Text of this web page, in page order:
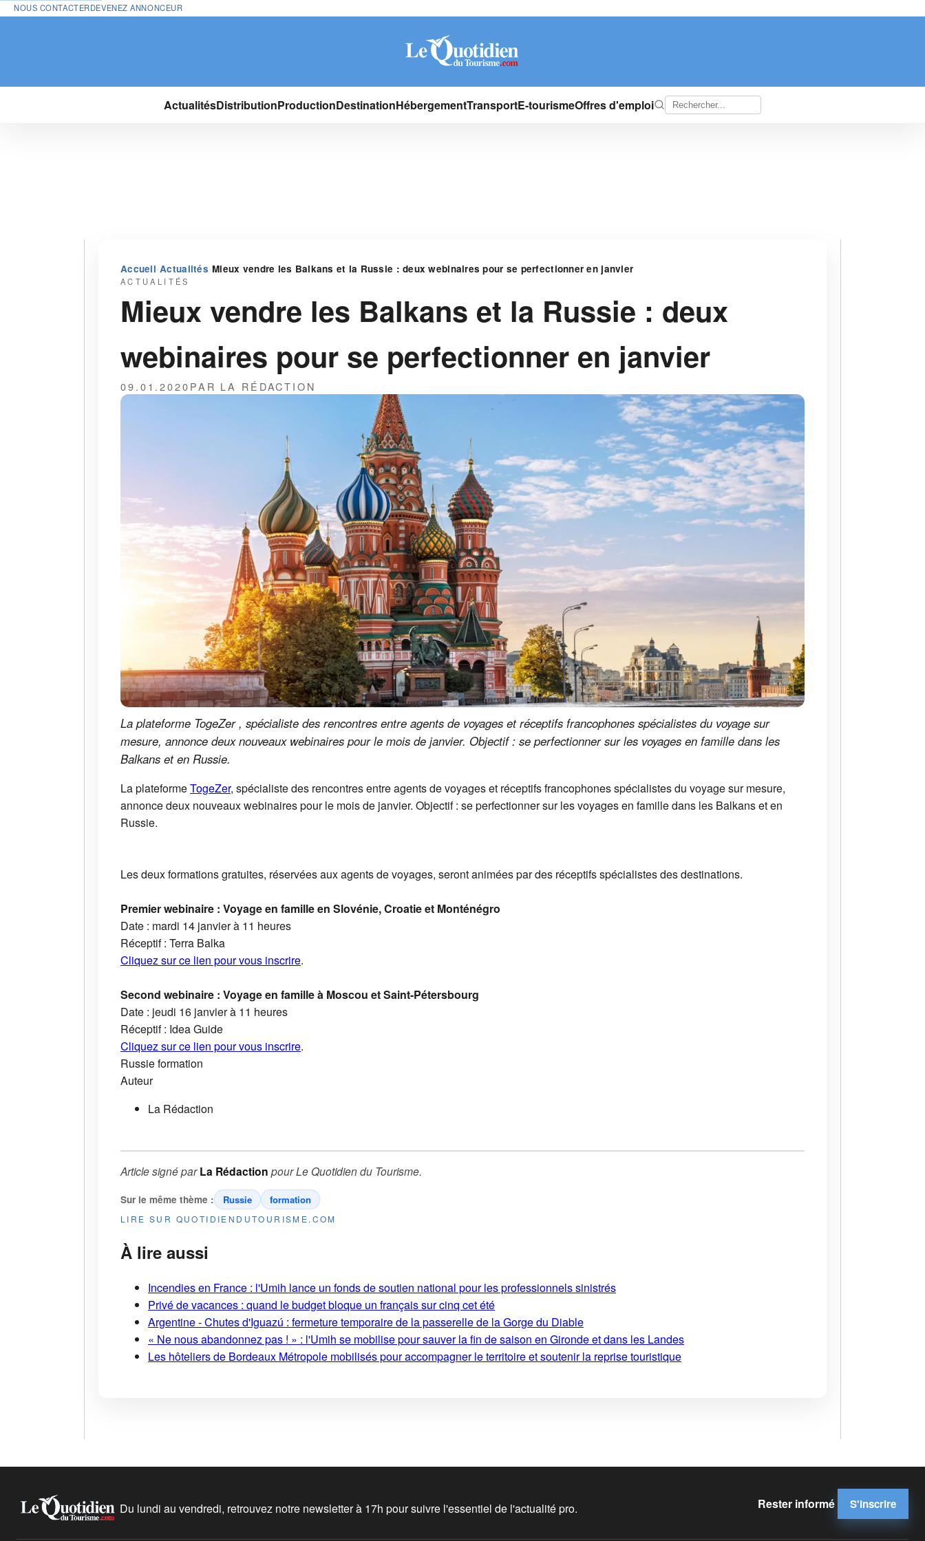
NOUS CONTACTERDEVENEZ ANNONCEUR
ActualitésDistributionProductionDestinationHébergementTransportE-tourismeOffres d'emploi
Accueil›Actualités›Mieux vendre les Balkans et la Russie : deux webinaires pour se perfectionner en janvier
ACTUALITÉS
Mieux vendre les Balkans et la Russie : deux
webinaires pour se perfectionner en janvier
09.01.2020PAR LA RÉDACTION
La plateforme TogeZer , spécialiste des rencontres entre agents de voyages et réceptifs francophones spécialistes du voyage sur
mesure, annonce deux nouveaux webinaires pour le mois de janvier. Objectif : se perfectionner sur les voyages en famille dans les
Balkans et en Russie.
La plateformeTogeZer, spécialiste des rencontres entre agents de voyages et réceptifs francophones spécialistes du voyage sur mesure,
annonce deux nouveaux webinaires pour le mois de janvier. Objectif : se perfectionner sur les voyages en famille dans les Balkans et en
Russie.
Les deux formations gratuites, réservées aux agents de voyages, seront animées par des réceptifs spécialistes des destinations.
Premier webinaire : Voyage en famille en Slovénie, Croatie et Monténégro
Date : mardi 14 janvier à 11 heures
Réceptif : Terra Balka
Cliquez sur ce lien pour vous inscrire.
Second webinaire : Voyage en famille à Moscou et Saint-Pétersbourg
Date : jeudi 16 janvier à 11 heures
Réceptif : Idea Guide
Cliquez sur ce lien pour vous inscrire.
Russieformation
Auteur
La Rédaction
Article signé parLa Rédaction pourLe Quotidien du Tourisme.
Sur le même thème : Russie formation
LIRE SUR QUOTIDIENDUTOURISME.COM
À lire aussi
Incendies en France : l'Umih lance un fonds de soutien national pour les professionnels sinistrés
Privé de vacances : quand le budget bloque un français sur cinq cet été
Argentine - Chutes d'Iguazú : fermeture temporaire de la passerelle de la Gorge du Diable
« Ne nous abandonnez pas ! » : l'Umih se mobilise pour sauver la fin de saison en Gironde et dans les Landes
Les hôteliers de Bordeaux Métropole mobilisés pour accompagner le territoire et soutenir la reprise touristique
Du lundi au vendredi, retrouvez notre newsletter à 17h pour suivre l'essentiel de l'actualité pro. Rester informé S'inscrire